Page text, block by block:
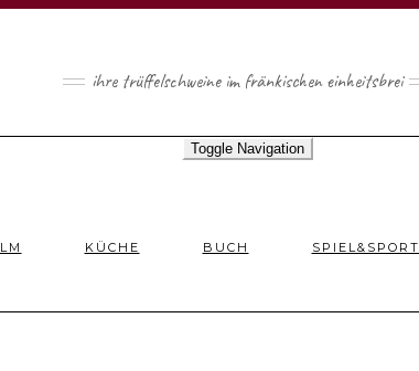
ihre trüffelschweine im fränkischen einheitsbrei
Toggle Navigation
KÜCHE BUCH SPIEL&SPORT